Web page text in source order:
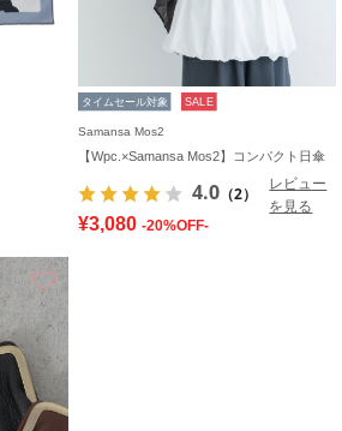
タイムセール対象 SALE
Samansa Mos2
【Wpc.×Samansa Mos2】コンパクト日傘
4.0 （2）
レビュー
を見る
¥3,080 -20%OFF-